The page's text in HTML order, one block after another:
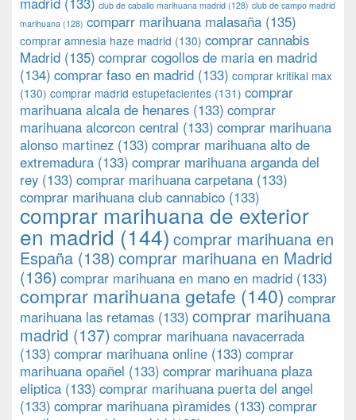
club de caballo marihuana madrid (128) club de campo madrid
marihuana (128) comparr marihuana malasaña (135)
comprar amnesia haze madrid (130) comprar cannabis
Madrid (135) comprar cogollos de maria en madrid
(134) comprar faso en madrid (133) comprar kritikal max
(130) comprar madrid estupefacientes (131) comprar
marihuana alcala de henares (133) comprar
marihuana alcorcon central (133) comprar marihuana
alonso martinez (133) comprar marihuana alto de
extremadura (133) comprar marihuana arganda del
rey (133) comprar marihuana carpetana (133)
comprar marihuana club cannabico (133)
comprar marihuana de exterior
en madrid (144) comprar marihuana en
España (138) comprar marihuana en Madrid
(136) comprar marihuana en mano en madrid (133)
comprar marihuana getafe (140) comprar
marihuana las retamas (133) comprar marihuana
madrid (137) comprar marihuana navacerrada
(133) comprar marihuana online (133) comprar
marihuana opañel (133) comprar marihuana plaza
eliptica (133) comprar marihuana puerta del angel
(133) comprar marihuana pìramides (133) comprar